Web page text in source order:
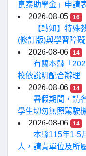
崑泰助學金」申請
2026-08-05
16
【轉知】特殊
(修訂版)與學習障礙
2026-08-06
14
有關本縣「
校依說明配合辦理
2026-08-06
14
暑假期間，請
學生切勿無照駕駛
2026-08-06
14
本縣115年1-5
人，請貴單位及所